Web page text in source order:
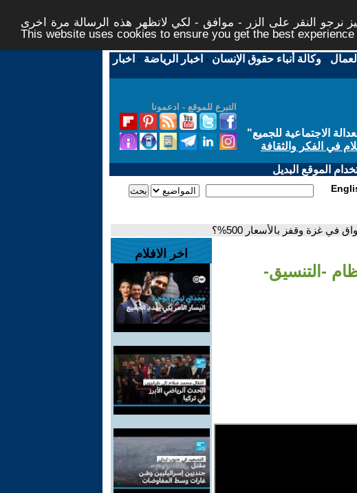
نرجو النقر على الزر - موافق - لكي لاتظهر هذه الرسالة مرة اخرى -
This website uses cookies to ensure you get the best
-وكالة أنباء حقوق الإنسان - اخبار الرياضة - اخبار
التبرع للموقع - ادعمونا
الاجتماعية للجميع"
في الفكر والثقافة
الموقع البديل
غزة وقفز بالأسعار 500%؟
-التنسيق-
اخر الافلام